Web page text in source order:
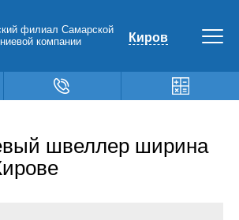
филиал Самарской
компании
Киров
швеллер ширина